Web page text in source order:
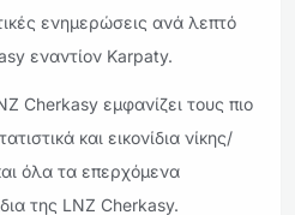
ενημερώσεις ανά λεπτό
εναντίον Karpaty.
Cherkasy εμφανίζει τους πιο
και εικονίδια νίκης/
όλα τα επερχόμενα
της LNZ Cherkasy.